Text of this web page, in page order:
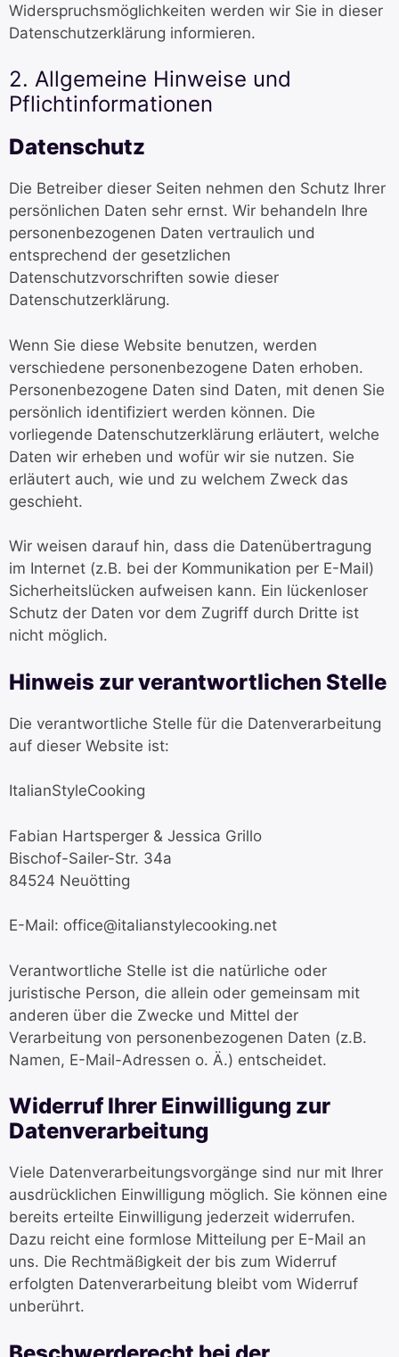
Widerspruchsmöglichkeiten werden wir Sie in dieser
Datenschutzerklärung informieren.
2. Allgemeine Hinweise und
Pflichtinformationen
Datenschutz
Die Betreiber dieser Seiten nehmen den Schutz Ihrer
persönlichen Daten sehr ernst. Wir behandeln Ihre
personenbezogenen Daten vertraulich und
entsprechend der gesetzlichen
Datenschutzvorschriften sowie dieser
Datenschutzerklärung.
Wenn Sie diese Website benutzen, werden
verschiedene personenbezogene Daten erhoben.
Personenbezogene Daten sind Daten, mit denen Sie
persönlich identifiziert werden können. Die
vorliegende Datenschutzerklärung erläutert, welche
Daten wir erheben und wofür wir sie nutzen. Sie
erläutert auch, wie und zu welchem Zweck das
geschieht.
Wir weisen darauf hin, dass die Datenübertragung
im Internet (z.B. bei der Kommunikation per E-Mail)
Sicherheitslücken aufweisen kann. Ein lückenloser
Schutz der Daten vor dem Zugriff durch Dritte ist
nicht möglich.
Hinweis zur verantwortlichen Stelle
Die verantwortliche Stelle für die Datenverarbeitung
auf dieser Website ist:
ItalianStyleCooking
Fabian Hartsperger & Jessica Grillo
Bischof-Sailer-Str. 34a
84524 Neuötting
E-Mail: office@italianstylecooking.net
Verantwortliche Stelle ist die natürliche oder
juristische Person, die allein oder gemeinsam mit
anderen über die Zwecke und Mittel der
Verarbeitung von personenbezogenen Daten (z.B.
Namen, E-Mail-Adressen o. Ä.) entscheidet.
Widerruf Ihrer Einwilligung zur
Datenverarbeitung
Viele Datenverarbeitungsvorgänge sind nur mit Ihrer
ausdrücklichen Einwilligung möglich. Sie können eine
bereits erteilte Einwilligung jederzeit widerrufen.
Dazu reicht eine formlose Mitteilung per E-Mail an
uns. Die Rechtmäßigkeit der bis zum Widerruf
erfolgten Datenverarbeitung bleibt vom Widerruf
unberührt.